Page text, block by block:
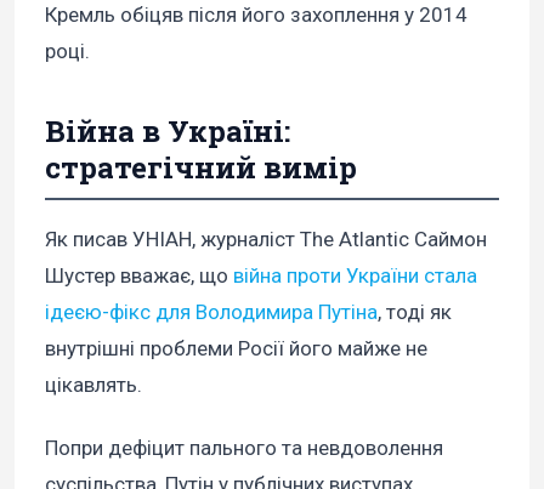
Кремль обіцяв після його захоплення у 2014
році.
Війна в Україні:
стратегічний вимір
Як писав УНІАН, журналіст The Atlantic Саймон
Шустер вважає, що війна проти України стала
ідеєю-фікс для Володимира Путіна, тоді як
внутрішні проблеми Росії його майже не
цікавлять.
Попри дефіцит пального та невдоволення
суспільства, Путін у публічних виступах